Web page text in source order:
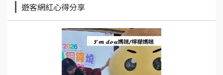
遊客網紅心得分享